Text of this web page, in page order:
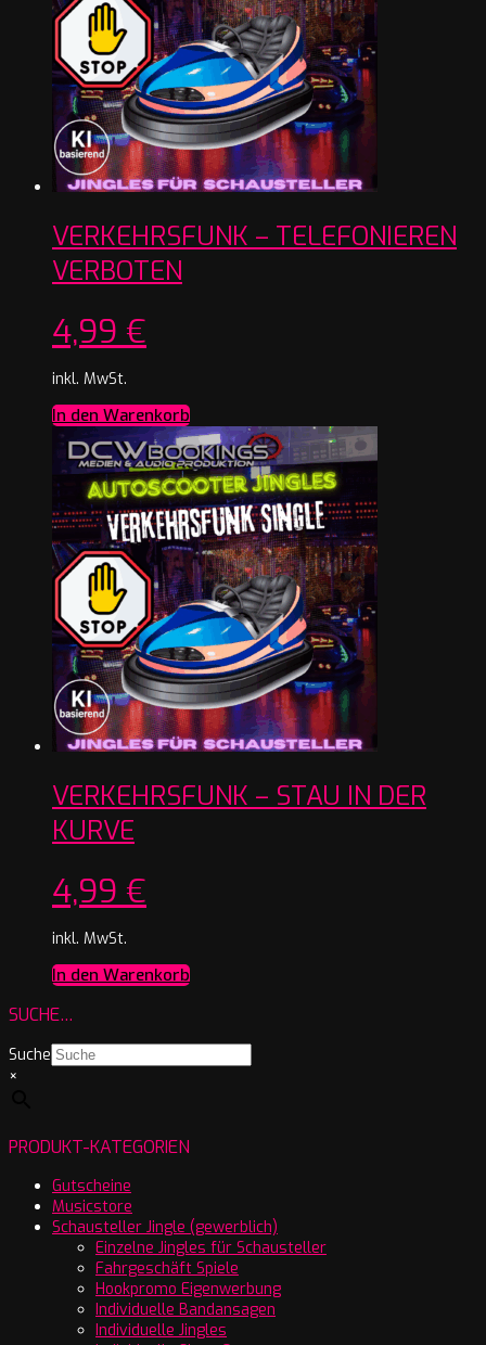
VERKEHRSFUNK – TELEFONIEREN
VERBOTEN
4,99 €
inkl. MwSt.
In den Warenkorb
VERKEHRSFUNK – STAU IN DER
KURVE
4,99 €
inkl. MwSt.
In den Warenkorb
SUCHE…
Suche
×
PRODUKT-KATEGORIEN
Gutscheine
Musicstore
Schausteller Jingle (gewerblich)
Einzelne Jingles für Schausteller
Fahrgeschäft Spiele
Hookpromo Eigenwerbung
Individuelle Bandansagen
Individuelle Jingles